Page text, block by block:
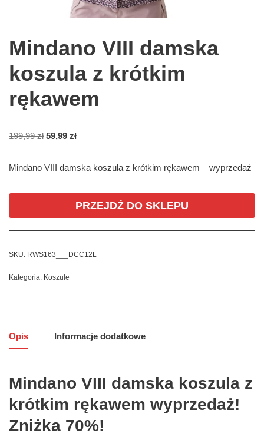
Mindano VIII damska
koszula z krótkim
rękawem
199,99zł 59,99 zł
Mindano VIII damska koszula z krótkim rękawem – wyprzedaż
PRZEJDŹ DO SKLEPU
SKU: RWS163___DCC12L
Kategoria: Koszule
Opis Informacje dodatkowe
Mindano VIII damska koszula z
krótkim rękawem wyprzedaż!
Zniżka 70%!